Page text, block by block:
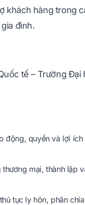
khách hàng trong
đình.
tế – Trường
động, quyền và lợi
mại, thành lập
tục ly hôn, phân